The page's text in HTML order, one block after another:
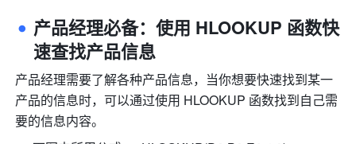
产品经理必备：使用 HLOOKUP 函数快
速查找产品信息
产品经理需要了解各种产品信息，当你想要快速找到某一
产品的信息时，可以通过使用 HLOOKUP 函数找到自己需
要的信息内容。